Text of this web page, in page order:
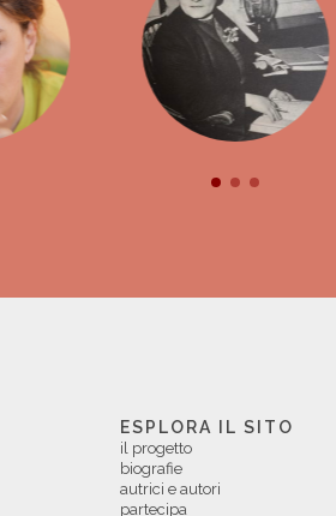
ESPLORA IL SITO
il progetto
biografie
autrici e autori
partecipa